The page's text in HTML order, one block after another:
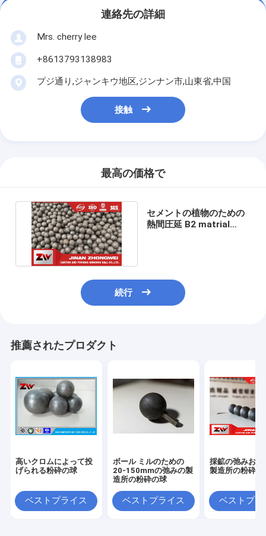
連絡先の詳細
Mrs. cherry lee
+8613793138983
プジ通り,ジャンキウ地区,ジンナン市,山東省,中国
接触
最高の価格で
セメントの植物のための
熱間圧延 B2 matrial
続行
推薦されたプロダクト
高いクロムによって投
げられる粉砕の球
ベストプライス
ボール ミルのための
20-150mmの弛みの製
造所の粉砕の球
ベストプライス
採鉱の弛みおよ
製造所の粉砕の
ベストプラ